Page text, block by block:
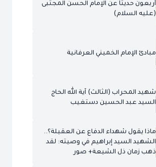
أربعون حديثاً عن الإمام الحسن المجتبى
(عليه السلام)
مبادئ الإمام الخميني العرفانية
شهيد المحراب (الثالث) آية الله الحاج
السيد عبد الحسين دستغيب
ماذا يقول شهداء الدفاع عن العقيلة؟..
الشهيد السيد إبراهيم في وصيته: لقد
ذهب زمان ذل الشيعة+ صور